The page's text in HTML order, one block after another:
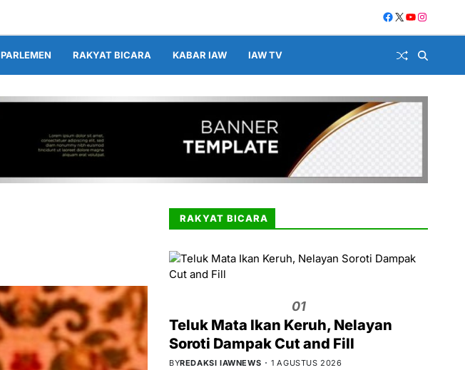
PARLEMEN RAKYAT BICARA KABAR IAW IAW TV
RAKYAT BICARA
01
Teluk Mata Ikan Keruh, Nelayan
Soroti Dampak Cut and Fill
BYREDAKSI IAWNEWS 1 AGUSTUS 2026